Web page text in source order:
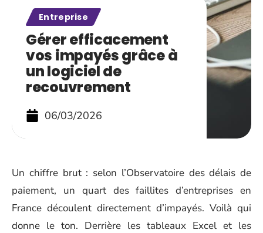
Entreprise
Gérer efficacement
vos impayés grâce à
un logiciel de
recouvrement
06/03/2026
Un chiffre brut : selon l’Observatoire des délais de
paiement, un quart des faillites d’entreprises en
France découlent directement d’impayés. Voilà qui
donne le ton. Derrière les tableaux Excel et les